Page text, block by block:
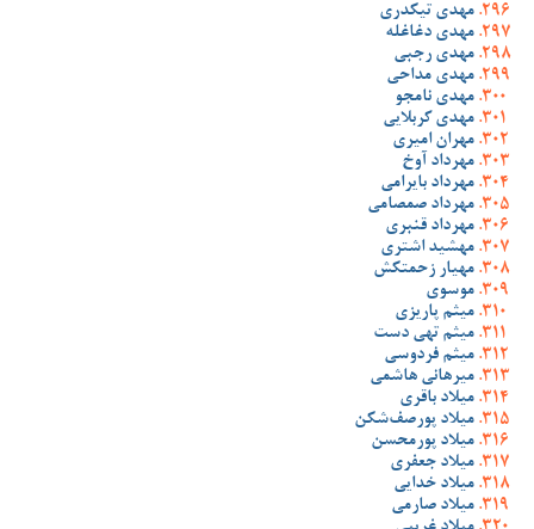
مهدی تیکدری
مهدی دغاغله
مهدی رجبی
مهدی مداحی
مهدی نامجو
مهدی کربلایی
مهران امیری
مهرداد آوخ
مهرداد بایرامی
مهرداد صمصامی
مهرداد قنبری
مهشید اشتری
مهیار زحمتکش
موسوی
میثم پاریزی
میثم تهی دست
میثم فردوسی
میرهانی هاشمی
میلاد باقری
میلاد پورصف‌شکن
میلاد پورمحسن
میلاد جعفری
میلاد خدایی
میلاد صارمی